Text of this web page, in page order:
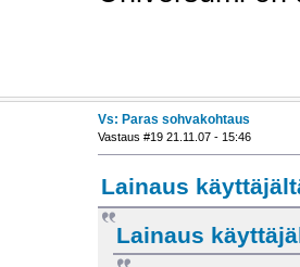
Vs: Paras sohvakohtaus
Vastaus #19 21.11.07 - 15:46
Lainaus
Lainaus